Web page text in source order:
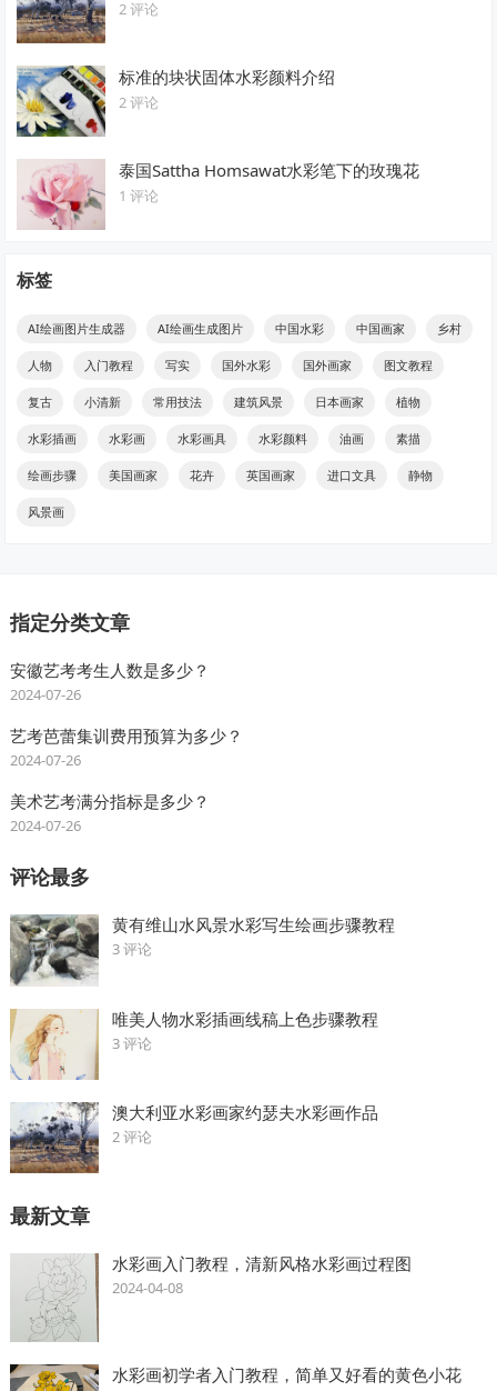
2 评论
标准的块状固体水彩颜料介绍
2 评论
泰国Sattha Homsawat水彩笔下的玫瑰花
1 评论
标签
AI绘画图片生成器 AI绘画生成图片 中国水彩 中国画家 乡村
人物 入门教程 写实 国外水彩 国外画家 图文教程
复古 小清新 常用技法 建筑风景 日本画家 植物
水彩插画 水彩画 水彩画具 水彩颜料 油画 素描
绘画步骤 美国画家 花卉 英国画家 进口文具 静物
风景画
指定分类文章
安徽艺考考生人数是多少？
2024-07-26
艺考芭蕾集训费用预算为多少？
2024-07-26
美术艺考满分指标是多少？
2024-07-26
评论最多
黄有维山水风景水彩写生绘画步骤教程
3 评论
唯美人物水彩插画线稿上色步骤教程
3 评论
澳大利亚水彩画家约瑟夫水彩画作品
2 评论
最新文章
水彩画入门教程，清新风格水彩画过程图
2024-04-08
水彩画初学者入门教程，简单又好看的黄色小花